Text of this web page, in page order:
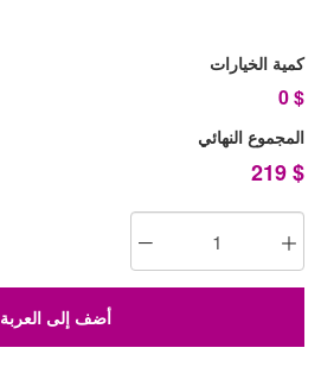
كمية الخيارات
$
0
المجموع النهائي
$
219
أضف إلى العربة